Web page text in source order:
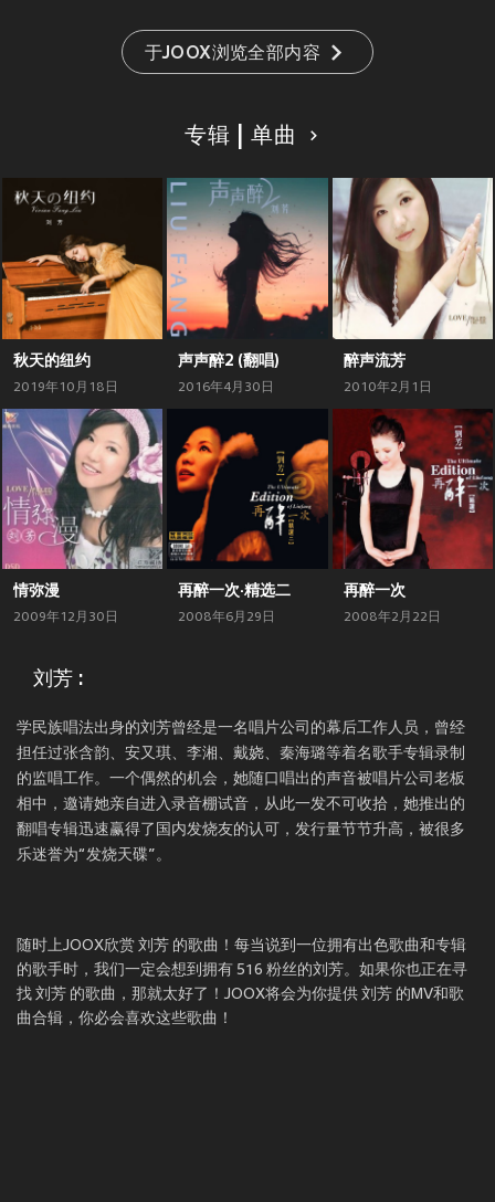
于JOOX浏览全部内容
专辑 | 单曲
秋天的纽约
2019年10月18日
声声醉2 (翻唱)
2016年4月30日
醉声流芳
2010年2月1日
情弥漫
2009年12月30日
再醉一次·精选二
2008年6月29日
再醉一次
2008年2月22日
刘芳 :
学民族唱法出身的刘芳曾经是一名唱片公司的幕后工作人员，曾经
担任过张含韵、安又琪、李湘、戴娆、秦海璐等着名歌手专辑录制
的监唱工作。一个偶然的机会，她随口唱出的声音被唱片公司老板
相中，邀请她亲自进入录音棚试音，从此一发不可收拾，她推出的
翻唱专辑迅速赢得了国内发烧友的认可，发行量节节升高，被很多
乐迷誉为“发烧天碟”。
随时上JOOX欣赏 刘芳 的歌曲！每当说到一位拥有出色歌曲和专辑
的歌手时，我们一定会想到拥有 516 粉丝的刘芳。如果你也正在寻
找 刘芳 的歌曲，那就太好了！JOOX将会为你提供 刘芳 的MV和歌
曲合辑，你必会喜欢这些歌曲！